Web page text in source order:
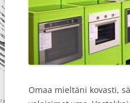
Omaa mieltäni kovasti,